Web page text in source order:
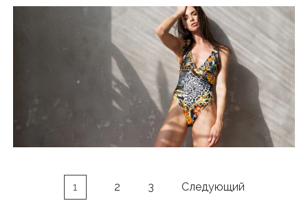
1 2 3 Следующий